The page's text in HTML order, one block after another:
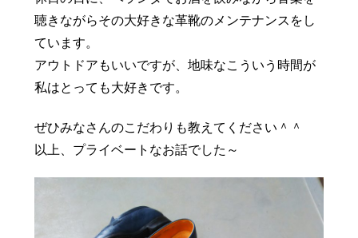
聴きながらその大好きな革靴のメンテナンスをし
ています。
アウトドアもいいですが、地味なこういう時間が
私はとっても大好きです。
ぜひみなさんのこだわりも教えてください＾＾
以上、プライベートなお話でした～